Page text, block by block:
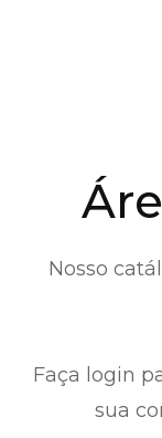
Nosso
Faça login
sua